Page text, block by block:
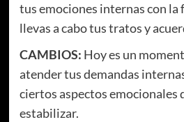
tus emociones internas con la
llevas a cabo tus tratos y
CAMBIOS: Hoy es un
atender tus demandas
ciertos aspectos emocionales
estabilizar.